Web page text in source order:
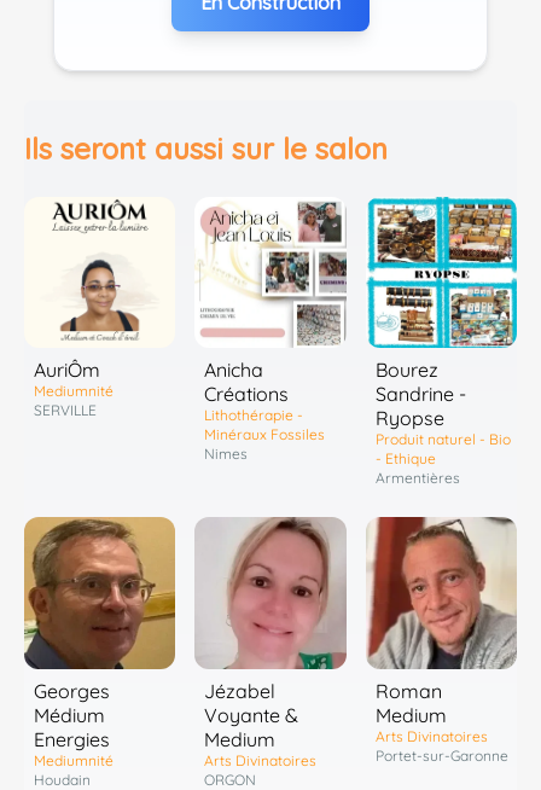
Ils seront aussi sur le salon
AuriÔm
Mediumnité
SERVILLE
Anicha
Créations
Lithothérapie -
Minéraux Fossiles
Nimes
Bourez
Sandrine -
Ryopse
Produit naturel - Bio
- Ethique
Armentières
Georges
Médium
Energies
Mediumnité
Houdain
Jézabel
Voyante &
Medium
Arts Divinatoires
ORGON
Roman
Medium
Arts Divinatoires
Portet-sur-Garonne